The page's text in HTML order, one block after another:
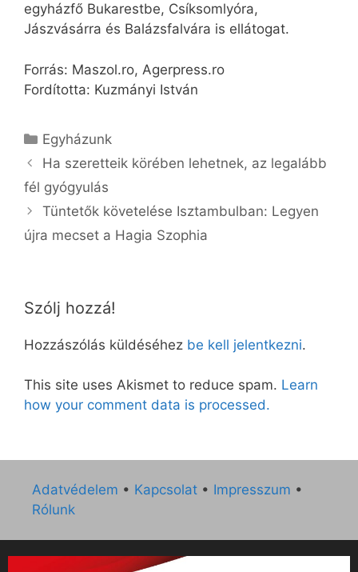
egyházfő Bukarestbe, Csíksomlyóra,
Jászvásárra és Ba­lázsfalvára is ellátogat.
Forrás: Maszol.ro, Agerpress.ro
Fordította: Kuzmányi István
Kategória
Egyházunk
Ha szeretteik körében lehetnek, az legalább
fél gyógyulás
Tüntetők követelése Isztambulban: Legyen
újra mecset a Hagia Szophia
Szólj hozzá!
Hozzászólás küldéséhez be kell jelentkezni.
This site uses Akismet to reduce spam. Learn
how your comment data is processed.
Adatvédelem • Kapcsolat • Impresszum •
Rólunk